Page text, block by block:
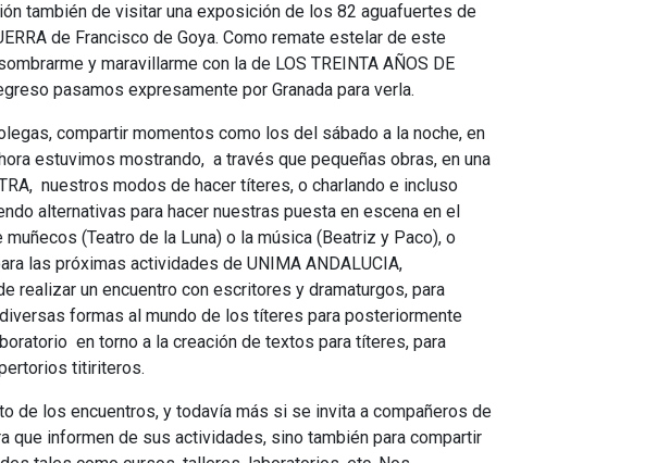
también de visitar una exposición de los 82 aguafuertes de
de Francisco de Goya. Como remate estelar de este
y maravillarme con la de LOS TREINTA AÑOS DE
pasamos expresamente por Granada para verla.
compartir momentos como los del sábado a la noche, en
estuvimos mostrando, a través que pequeñas obras, en una
nuestros modos de hacer títeres, o charlando e incluso
alternativas para hacer nuestras puesta en escena en el
(Teatro de la Luna) o la música (Beatriz y Paco), o
las próximas actividades de UNIMA ANDALUCIA,
realizar un encuentro con escritores y dramaturgos, para
formas al mundo de los títeres para posteriormente
en torno a la creación de textos para títeres, para
titiriteros.
de los encuentros, y todavía más si se invita a compañeros de
que informen de sus actividades, sino también para compartir